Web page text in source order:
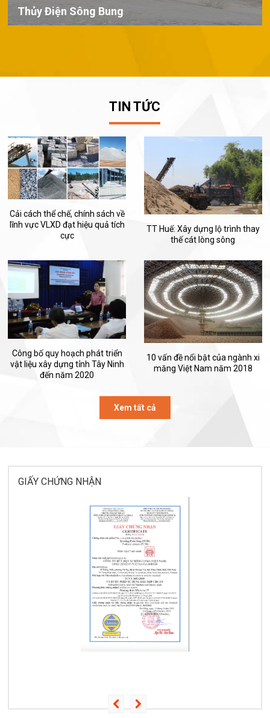
Thủy Điện Sông Bung
TIN TỨC
Cải cách thể chế, chính sách về
lĩnh vực VLXD đạt hiệu quả tích
cực
TT Huế: Xây dựng lộ trình thay
thế cát lòng sông
Công bố quy hoạch phát triển
vật liệu xây dựng tỉnh Tây Ninh
đến năm 2020
10 vấn đề nổi bật của ngành xi
măng Việt Nam năm 2018
Xem tất cả
GIẤY CHỨNG NHẬN